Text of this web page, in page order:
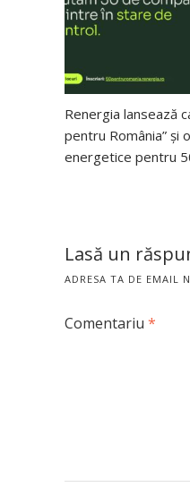
Renergia lansează
pentru România” și
energetice pentru
Lasă un
ADRESA TA DE EMAIL
Comentariu *